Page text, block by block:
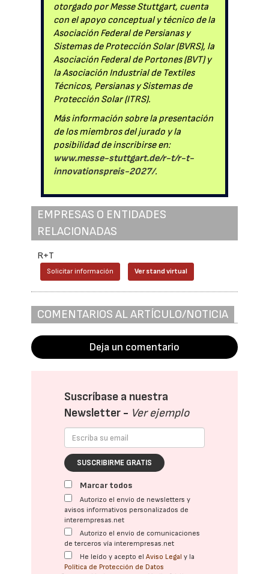
otorgado por Messe Stuttgart, cuenta
con el apoyo conceptual y técnico de la
Asociación Federal de Persianas y
Sistemas de Protección Solar (BVRS), la
Asociación Federal de Portones (BVT) y
la Asociación Industrial de Textiles
Técnicos, Persianas y Sistemas de
Protección Solar (ITRS).
Más información sobre la presentación
de los miembros del jurado y la
posibilidad de inscribirse en:
www.messe-stuttgart.de/r-t/r-t-
innovationspreis-2027/.
EMPRESAS O ENTIDADES
RELACIONADAS
R+T
Solicitar información Ver stand virtual
COMENTARIOS AL ARTÍCULO/NOTICIA
Deja un comentario
Suscríbase a nuestra
Newsletter - Ver ejemplo
SUSCRIBIRME GRATIS
Marcar todos
Autorizo el envío de newsletters y
avisos informativos personalizados de
interempresas.net
Autorizo el envío de comunicaciones
de terceros vía interempresas.net
He leído y acepto elAviso Legal y la
Política de Protección de Datos